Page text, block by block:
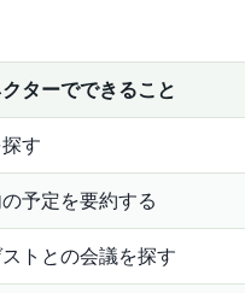
ターでできること
す
予定を要約する
トとの会議を探す